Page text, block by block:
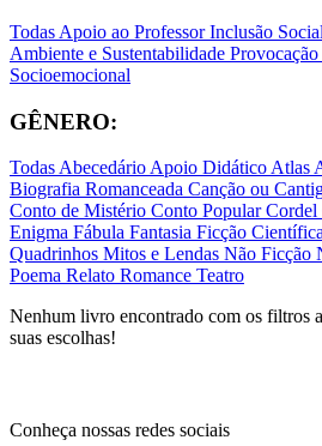
Todas Apoio ao ProfessorInclusão
Ambiente e Sustentabilidade
Socioemocional
GÊNERO:
TodasAbecedárioApoio DidáticoAtlas
Biografia Romanceada Canção ou
Conto de Mistério Conto PopularCordel
Enigma Fábula Fantasia Ficção
Quadrinhos Mitos e Lendas Não Ficção
Poema Relato Romance Teatro
Nenhum livro encontrado com os filtros
suas escolhas!
Conheça nossas redes sociais